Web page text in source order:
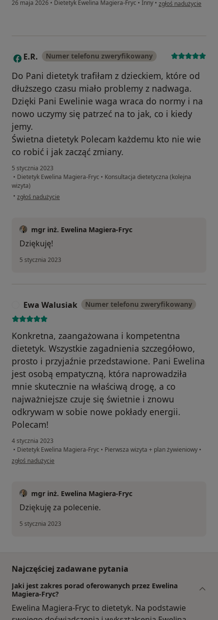
26 maja 2026 • Dietetyk Ewelina Magiera-Fryc • Inny • zgłoś nadużycie
E E.R. Numer telefonu zweryfikowany
Do Pani dietetyk trafiłam z dzieckiem, które od
dłuższego czasu miało problemy z nadwaga.
Dzięki Pani Ewelinie waga wraca do normy i na
nowo uczymy się patrzeć na to jak, co i kiedy
jemy.
Świetna dietetyk Polecam każdemu kto nie wie
co robić i jak zacząć zmiany.
5 stycznia 2023
• Dietetyk Ewelina Magiera-Fryc • Konsultacja dietetyczna (kolejna
wizyta)
• w opinii użytkownika E.R.
zgłoś nadużycie
mgr inż. Ewelina Magiera-Fryc
Dziękuję!
5 stycznia 2023
Ewa Walusiak Numer telefonu zweryfikowany
Konkretna, zaangażowana i kompetentna
dietetyk. Wszystkie zagadnienia szczegółowo,
prosto i przyjaźnie przedstawione. Pani Ewelina
jest osobą empatyczną, która naprowadziła
mnie skutecznie na właściwą drogę, a co
najważniejsze czuje się świetnie i znowu
odkrywam w sobie nowe pokłady energii.
Polecam!
4 stycznia 2023
• Dietetyk Ewelina Magiera-Fryc • Pierwsza wizyta + plan żywieniowy •
w opinii użytkownika Ewa Walusiak
zgłoś nadużycie
mgr inż. Ewelina Magiera-Fryc
Dziękuję za polecenie.
5 stycznia 2023
Najczęściej zadawane pytania
Jaki jest zakres porad oferowanych przez Ewelina
Magiera-Fryc?
Ewelina Magiera-Fryc to dietetyk. Na podstawie